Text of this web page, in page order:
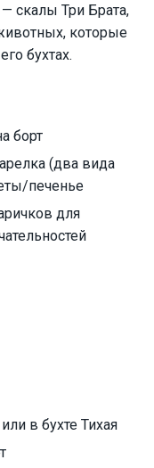
скалы Три Брата,
которые
бухтах.
борт
(два вида
печенье
для
в бухте Тихая